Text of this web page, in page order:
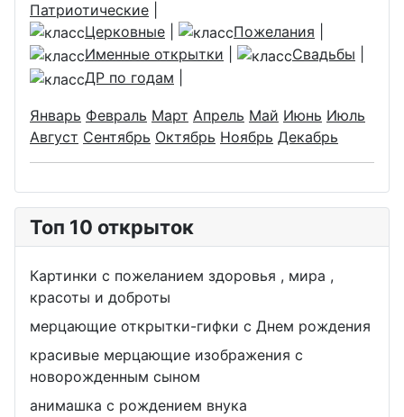
Патриотические
Церковные
Пожелания
Именные открытки
Свадьбы
ДР по годам
Январь Февраль Март Апрель Май Июнь Июль
Август Сентябрь Октябрь Ноябрь Декабрь
Топ 10 открыток
Картинки с пожеланием здоровья , мира ,
красоты и доброты
мерцающие открытки-гифки с Днем рождения
красивые мерцающие изображения с
новорожденным сыном
анимашка с рождением внука